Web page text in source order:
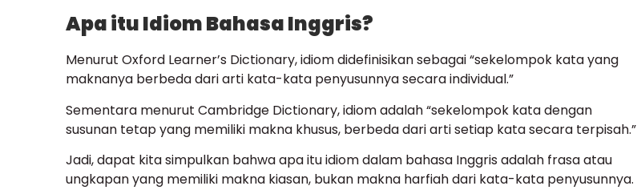
Apa itu Idiom Bahasa Inggris?
Menurut Oxford Learner’s Dictionary, idiom didefinisikan sebagai “sekelompok kata yang
maknanya berbeda dari arti kata-kata penyusunnya secara individual.”
Sementara menurut Cambridge Dictionary, idiom adalah “sekelompok kata dengan
susunan tetap yang memiliki makna khusus, berbeda dari arti setiap kata secara terpisah.”
Jadi, dapat kita simpulkan bahwa apa itu idiom dalam bahasa Inggris adalah frasa atau
ungkapan yang memiliki makna kiasan, bukan makna harfiah dari kata-kata penyusunnya.